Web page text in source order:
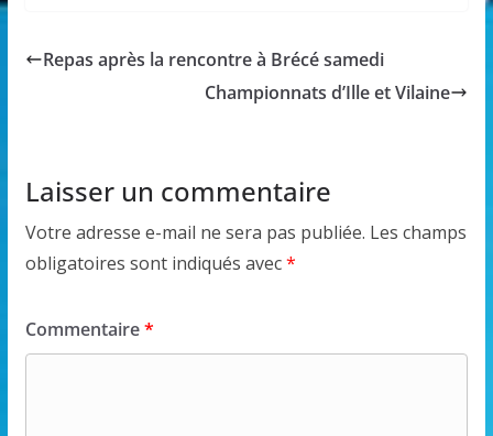
Repas après la rencontre à Brécé samedi
Championnats d’Ille et Vilaine
Laisser un commentaire
Votre adresse e-mail ne sera pas publiée. Les champs
obligatoires sont indiqués avec*
Commentaire*